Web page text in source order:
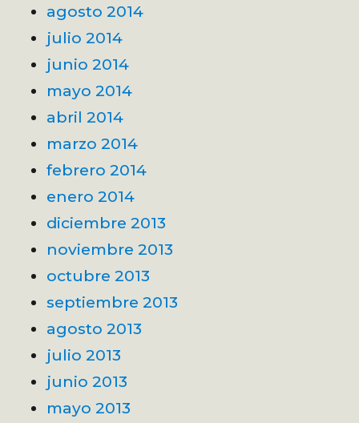
agosto 2014
julio 2014
junio 2014
mayo 2014
abril 2014
marzo 2014
febrero 2014
enero 2014
diciembre 2013
noviembre 2013
octubre 2013
septiembre 2013
agosto 2013
julio 2013
junio 2013
mayo 2013